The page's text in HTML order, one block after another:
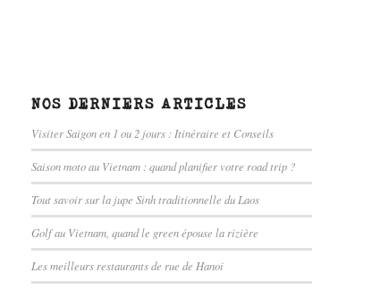
NOS DERNIERS ARTICLES
Visiter Saigon en 1 ou 2 jours : Itinéraire et Conseils
Saison moto au Vietnam : quand planifier votre road trip ?
Tout savoir sur la jupe Sinh traditionnelle du Laos
Golf au Vietnam, quand le green épouse la rizière
Les meilleurs restaurants de rue de Hanoi